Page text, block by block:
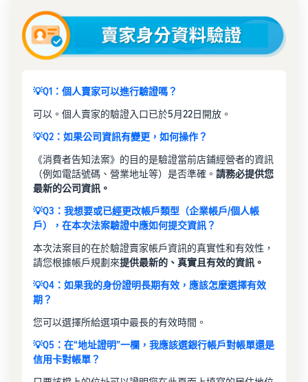
💡Q1：個人賣家可以進行驗證嗎？
可以。個人賣家的驗證入口已於5月22日開放。
💡Q2：如果公司資訊有變更，如何操作？
《消費者告知法案》的目的是驗證當前店鋪經營者的資訊
（例如電話號碼、營業地址等）是否準確。 請務必提供您
最新的公司資訊。
💡Q3：我想要或已經更改帳戶類型（企業帳戶/個人帳
戶），在本次法案驗證中應如何提交資訊？
本次法案目的在於驗證賣家帳戶資訊的真實性和有效性，
請您根據帳戶規劃來提供最新的、真實且有效的資訊。
💡Q4：如果我的身份證明長期有效，應該怎麼選擇有效
期？
您可以選擇所給選項中最長的有效時間。
💡Q5：在“地址證明”一欄，我應該選銀行帳戶對帳單還是
信用卡對帳單？